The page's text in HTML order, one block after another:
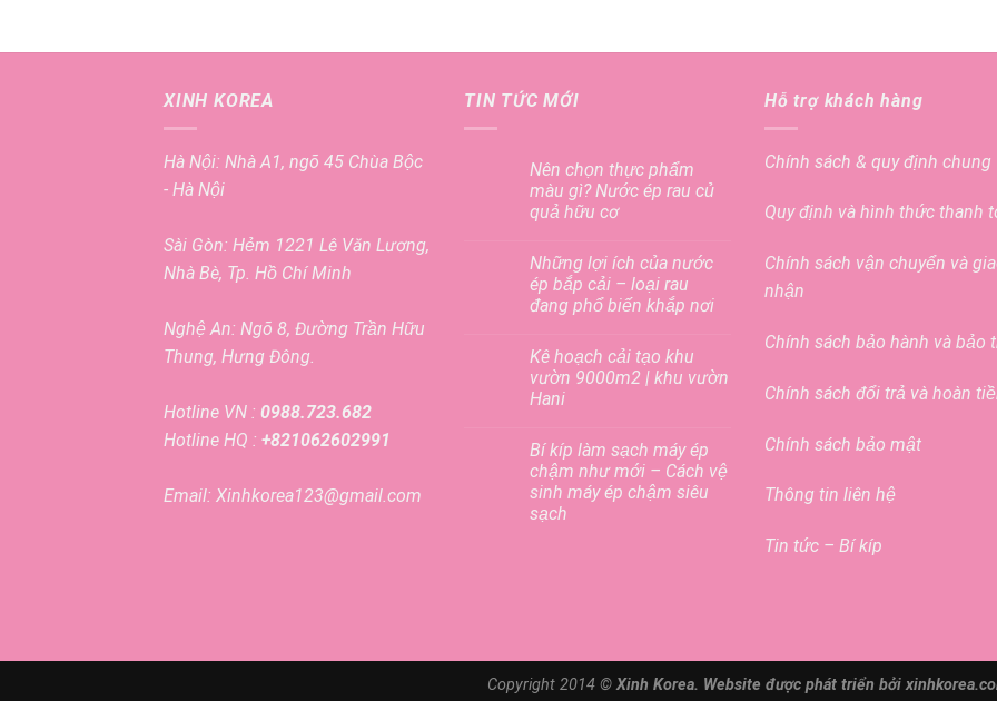
XINH KOREA
Hà Nội: Nhà A1, ngõ 45 Chùa Bộc
- Hà Nội
Sài Gòn: Hẻm 1221 Lê Văn Lương,
Nhà Bè, Tp. Hồ Chí Minh
Nghệ An: Ngõ 8, Đường Trần Hữu
Thung, Hưng Đông.
Hotline VN : 0988.723.682
Hotline HQ : +821062602991
Email: Xinhkorea123@gmail.com
TIN TỨC MỚI
Nên chọn thực phẩm
màu gì? Nước ép rau củ
quả hữu cơ
Những lợi ích của nước
ép bắp cải – loại rau
đang phổ biến khắp nơi
Kê hoạch cải tạo khu
vườn 9000m2 | khu vườn
Hani
Bí kíp làm sạch máy ép
chậm như mới – Cách vệ
sinh máy ép chậm siêu
sạch
Hỗ trợ khách hàng
Chính sách & quy định chung
Quy định và hình thức thanh
Chính sách vận chuyển và
nhận
Chính sách bảo hành và bảo
Chính sách đổi trả và hoàn
Chính sách bảo mật
Thông tin liên hệ
Tin tức – Bí kíp
Copyright 2014 ©Xinh Korea. Website được phát triển bởi